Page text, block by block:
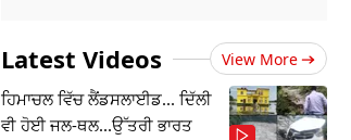
Latest Videos View More
ਹਿਮਾਚਲ ਵਿੱਚ ਲੈਂਡਸਲਾਈਡ... ਦਿੱਲੀ
ਵੀ ਹੋਈ ਜਲ-ਥਲ...ਉੱਤਰੀ ਭਾਰਤ